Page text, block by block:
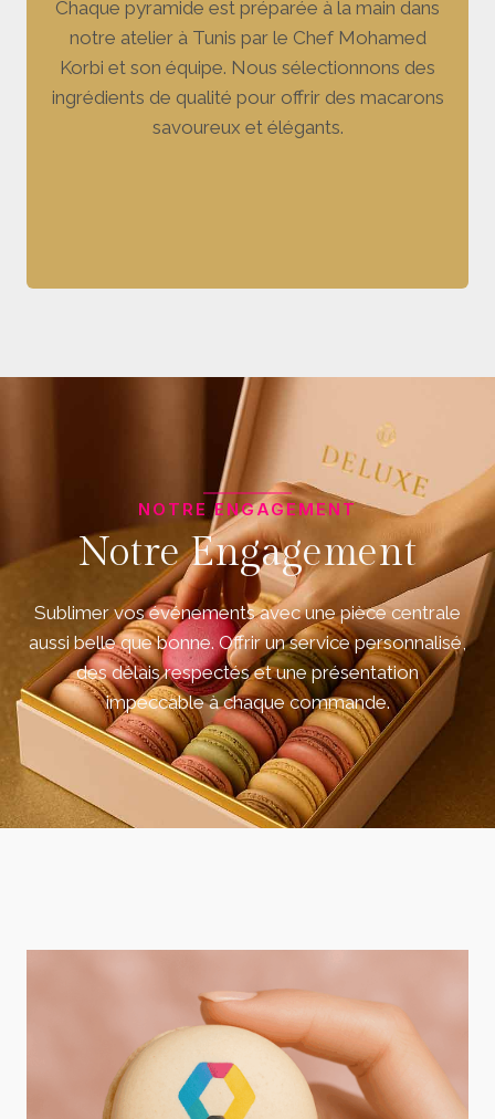
Chaque pyramide est préparée à la main dans
notre atelier à Tunis par le Chef Mohamed
Korbi et son équipe. Nous sélectionnons des
ingrédients de qualité pour offrir des macarons
savoureux et élégants.
NOTRE ENGAGEMENT
Notre Engagement
Sublimer vos événements avec une pièce centrale
aussi belle que bonne. Offrir un service personnalisé,
des délais respectés et une présentation
impeccable à chaque commande.